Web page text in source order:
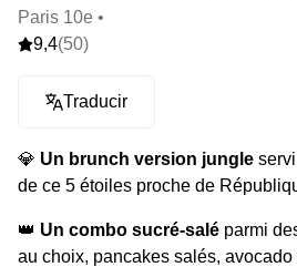
Paris 10e •
9,4(50)
Traducir
💎 Un brunch version jungle
de ce 5 étoiles proche de
👑 Un combo sucré-salé parmi
au choix, pancakes salés,